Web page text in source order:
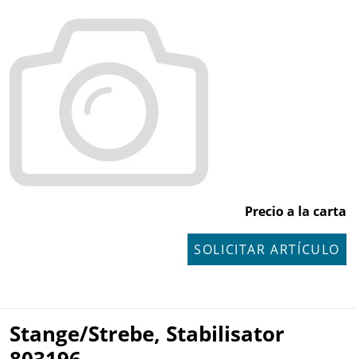
Precio a la carta
SOLICITAR ARTÍCULO
Stange/Strebe, Stabilisator